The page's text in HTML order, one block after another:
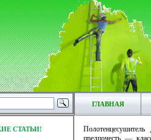
ГЛАВНАЯ
СТАТЬИ!
предпочесть —